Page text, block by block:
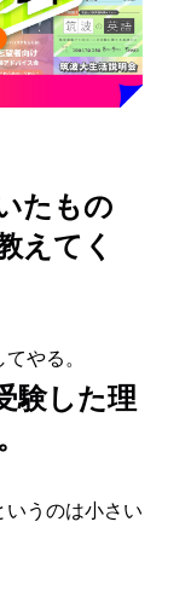
たもの
えてく
やる。
験した理
。
いうのは小さい